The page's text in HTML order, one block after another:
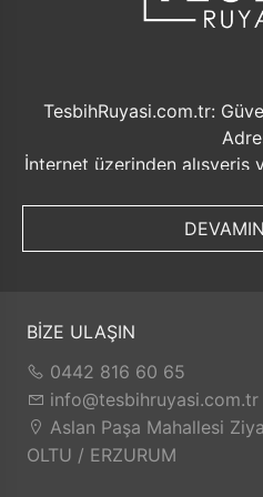
TesbihRuyasi.com.tr:
İnternet üzerinden alışveriş
TesbihRuyasi.com.tr,
avantajla öne
Kişisel bilgilerinizin
seçenekleri ile rahatça
için değerli olan bilgilerin
alışveriş deneyiminizi
Hızlı Kargo Hizmeti:
gün kargolanarak size hızlı
BİZE ULAŞIN
0442 816 60 65
info@tesbihruyasi.com.tr
Aslan Paşa Mahallesi
OLTU / ERZURUM